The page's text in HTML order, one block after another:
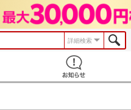
詳細検索